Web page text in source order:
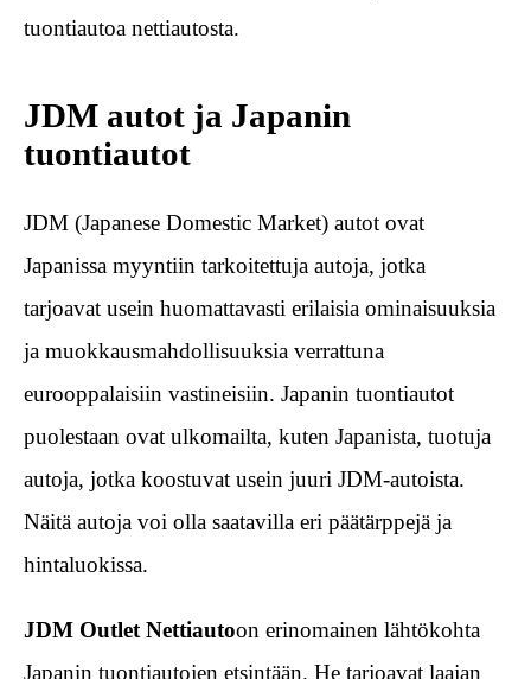
tuontiautoa nettiautosta.
JDM autot ja Japanin
tuontiautot
JDM (Japanese Domestic Market) autot ovat
Japanissa myyntiin tarkoitettuja autoja, jotka
tarjoavat usein huomattavasti erilaisia ominaisuuksia
ja muokkausmahdollisuuksia verrattuna
eurooppalaisiin vastineisiin. Japanin tuontiautot
puolestaan ovat ulkomailta, kuten Japanista, tuotuja
autoja, jotka koostuvat usein juuri JDM-autoista.
Näitä autoja voi olla saatavilla eri päätärppejä ja
hintaluokissa.
JDM Outlet Nettiautoon erinomainen lähtökohta
Japanin tuontiautojen etsintään. He tarjoavat laajan